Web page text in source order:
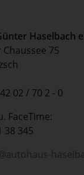
Haselbach
75
02 / 70 2 - 0
FaceTime:
38 345